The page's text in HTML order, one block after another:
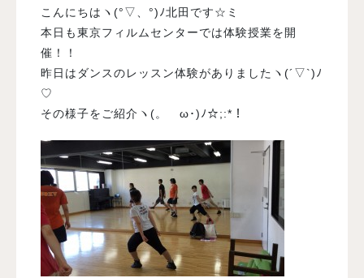
オープンキャンパス
こんにちはヽ(°▽、°)ﾉ北田です☆ミ
本日も東京フィルムセンターでは体験授業を開
催！！
昨日はダンスのレッスン体験がありましたヽ(´▽`)ﾉ
♡
その様子をご紹介ヽ(。ゝω･)ﾉ☆;:*！